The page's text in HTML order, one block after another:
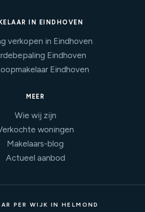
IN EINDHOVEN
verkopen in Eindhoven
Eindhoven
Eindhoven
MEER
Wie wij zijn
woningen
Makelaars-blog
Actueel aanbod
PER WIJK IN HELMOND